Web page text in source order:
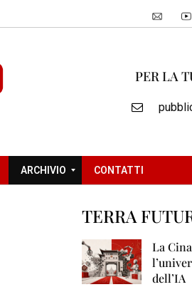
PER LA
ARCHIVIO CONTATTI
TERRA
La
dell’IA